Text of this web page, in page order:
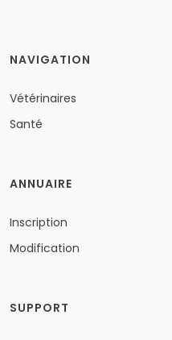
NAVIGATION
Vétérinaires
Santé
ANNUAIRE
Inscription
Modification
SUPPORT